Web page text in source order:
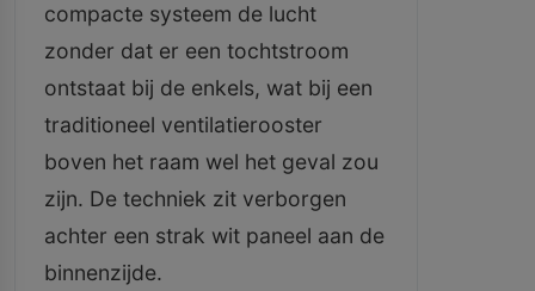
compacte systeem de lucht
zonder dat er een tochtstroom
ontstaat bij de enkels, wat bij een
traditioneel ventilatierooster
boven het raam wel het geval zou
zijn. De techniek zit verborgen
achter een strak wit paneel aan de
binnenzijde.